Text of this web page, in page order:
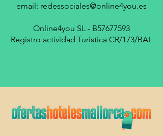
email: redessociales@online4you.es
Online4you SL - B57677593
Registro actividad Turística CR/173/BAL